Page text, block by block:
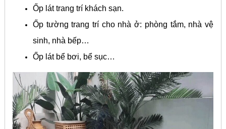
Ốp lát trang trí khách sạn.
Ốp tường trang trí cho nhà ở: phòng tắm, nhà vệ
sinh, nhà bếp…
Ốp lát bể bơi, bể sục…